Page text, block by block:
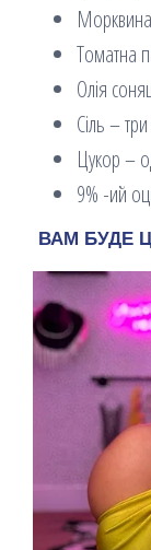
Томатна
Олія
Сіль – три
Цукор –
9% -ий